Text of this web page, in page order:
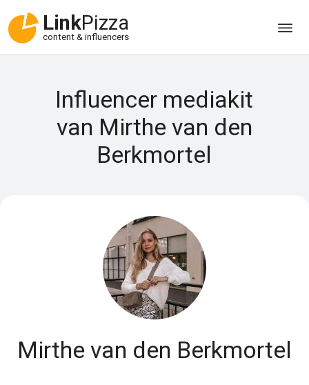
LinkPizza
content & influencers
Influencer mediakit
van Mirthe van den
Berkmortel
Mirthe van den Berkmortel